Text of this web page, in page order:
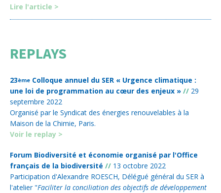
Lire l'article >
REPLAYS
23ème Colloque annuel du SER « Urgence climatique :
une loi de programmation au cœur des enjeux » // 29
septembre 2022
Organisé par le Syndicat des énergies renouvelables à la
Maison de la Chimie, Paris.
Voir le replay >
Forum Biodiversité et économie organisé par l'Office
français de la biodiversité // 13 octobre 2022
Participation d'Alexandre ROESCH, Délégué général du SER à
l'atelier "Faciliter la conciliation des objectifs de développement